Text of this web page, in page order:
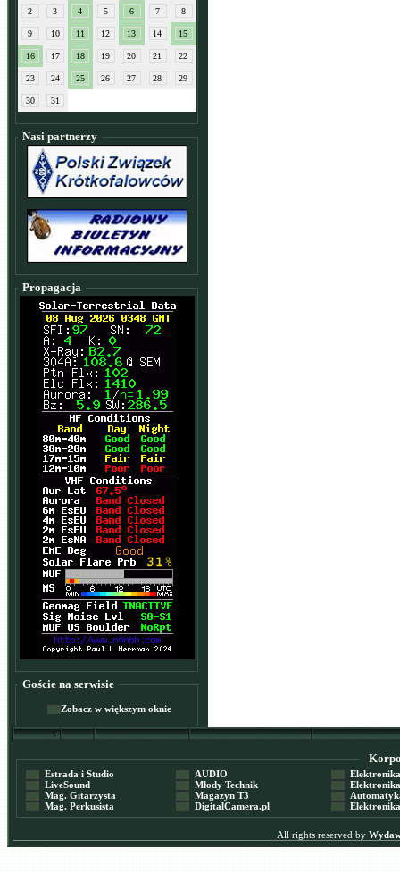
2 3 4 5 6 7 8
9 10 11 12 13 14 15
16 17 18 19 20 21 22
23 24 25 26 27 28 29
30 31
Nasi partnerzy
Propagacja
Goście na serwisie
Zobacz w większym oknie
Estrada i Studio
LiveSound
Mag. Gitarzysta
Mag. Perkusista
AUDIO
Młody Technik
Magazyn T3
DigitalCamera.pl
Elektronika
Elektronika
Automatyka
Elektronika
All rights reserved by